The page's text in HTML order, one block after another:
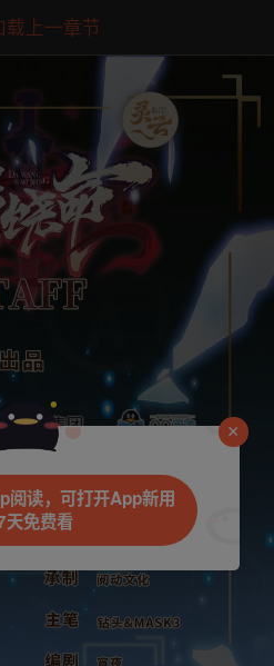
载上一章节
阅读，可打开App新用
天免费看
漫App继续阅读
立即前往